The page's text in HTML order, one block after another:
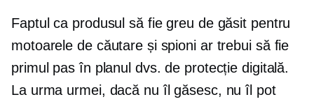
Faptul ca produsul să fie greu de găsit pentru
motoarele de căutare și spioni ar trebui să fie
primul pas în planul dvs. de protecție digitală.
La urma urmei, dacă nu îl găsesc, nu îl pot